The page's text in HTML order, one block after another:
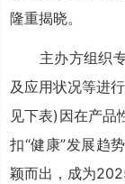
隆重揭晓。
主办方组织专
及应用状况等进
见下表)因在产品
扣“健康”发展趋
颖而出，成为